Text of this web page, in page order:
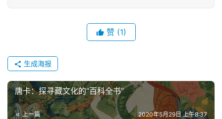
赞 (1)
生成海报
唐卡：探寻藏文化的“百科全书”
上一篇 2020年5月29日 上午8:37